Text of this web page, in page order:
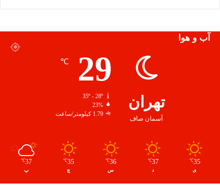
آب و هوا
تهران
آسمان صاف
29
℃
35º - 28º
23%
1.79 کیلومتر/ساعت
35
℃
ی
37
℃
د
36
℃
س
35
℃
چ
37
℃
پ